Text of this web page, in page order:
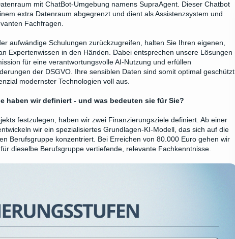
mit ChatBot-Umgebung namens SupraAgent. Dieser Chatbot
extra Datenraum abgegrenzt und dient als Assistenzsystem und
Fachfragen.
aufwändige Schulungen zurückzugreifen, halten Sie Ihren eigenen,
Expertenwissen in den Händen. Dabei entsprechen unsere Lösungen
für eine verantwortungsvolle AI-Nutzung und erfüllen
der DSGVO. Ihre sensiblen Daten sind somit optimal geschützt
modernster Technologien voll aus.
haben wir definiert - und was bedeuten sie für Sie?
festzulegen, haben wir zwei Finanzierungsziele definiert. Ab einer
wir ein spezialisiertes Grundlagen-KI-Modell, das sich auf die
Berufsgruppe konzentriert. Bei Erreichen von 80.000 Euro gehen wir
dieselbe Berufsgruppe vertiefende, relevante Fachkenntnisse.